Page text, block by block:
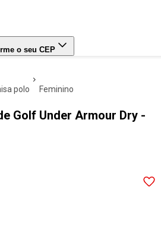
o seu CEP
polo feminino
Golf Under Armour Dry -